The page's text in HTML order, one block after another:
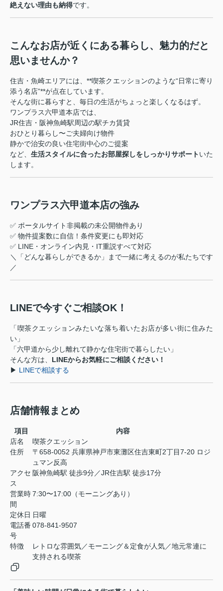
絶えない理由も納得です。
こんなお店が近くにある暮らし、魅力的だと
思いませんか？
住吉・魚崎エリアには、**喫茶クエッションのような“日常に寄り
添う名店”**が点在しています。
そんな街に暮らすと、毎日の生活がちょっと楽しくなるはず。
ワンプラス六甲道本店では、
JR住吉・阪神魚崎駅周辺の駅チカ賃貸
おひとり暮らし〜ご夫婦向け物件
静かで治安の良い住宅街中心のご提案
など、生活スタイルに合ったお部屋探しをしっかりサポートいた
します。
ワンプラス六甲道本店の強み
✅ ポータルサイト非掲載の未公開物件あり
✅ 物件提案数に自信！条件変更にも即対応
✅ LINE・オンライン内見・IT重説すべて対応
＼「どんな暮らしができるか」まで一緒に考えるのが私たちです
／
LINEで今すぐご相談OK！
「喫茶クエッションみたいな落ち着いたお店が多い街に住みた
い」
「六甲道から少し離れて静かな住宅街で暮らしたい」
そんな方は、 LINEからお気軽にご相談ください！
▶ LINEで相談する
店舗情報まとめ
項目
内容
店名
喫茶クエッション
住所
〒658-0052 兵庫県神戸市東灘区住吉東町2丁目7-20 ロジ
ュマン反高
アクセ
ス
阪神魚崎駅 徒歩9分／JR住吉駅 徒歩17分
営業時
間
7:30〜17:00（モーニングあり）
定休日 日曜
電話番
号
078-841-9507
特徴
レトロな雰囲気／モーニング＆定食が人気／地元常連に
支持される喫茶